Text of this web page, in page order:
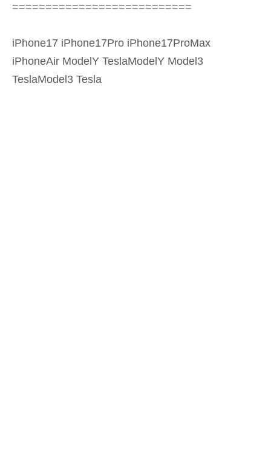
===========================
iPhone17 iPhone17Pro iPhone17ProMax
iPhoneAir ModelY TeslaModelY Model3
TeslaModel3 Tesla